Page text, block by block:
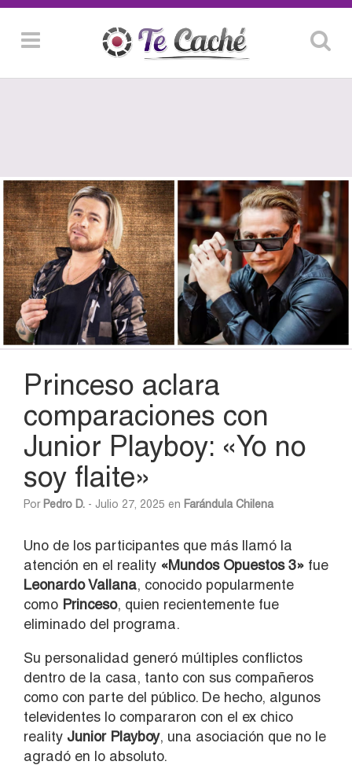
Princeso aclara
comparaciones con
Junior Playboy: «Yo no
soy flaite»
Por Pedro D. - Julio 27, 2025 en Farándula Chilena
Uno de los participantes que más llamó la
atención en el reality «Mundos Opuestos 3» fue
Leonardo Vallana, conocido popularmente
como Princeso, quien recientemente fue
eliminado del programa.
Su personalidad generó múltiples conflictos
dentro de la casa, tanto con sus compañeros
como con parte del público. De hecho, algunos
televidentes lo compararon con el ex chico
reality Junior Playboy, una asociación que no le
agradó en lo absoluto.